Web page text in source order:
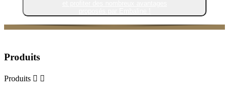
Produits
Produits  